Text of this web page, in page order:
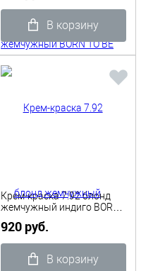
В корзину
Крем-краска 7.92 блонд
жемчужный индиго BORN
мл Shot
920 руб.
В корзину